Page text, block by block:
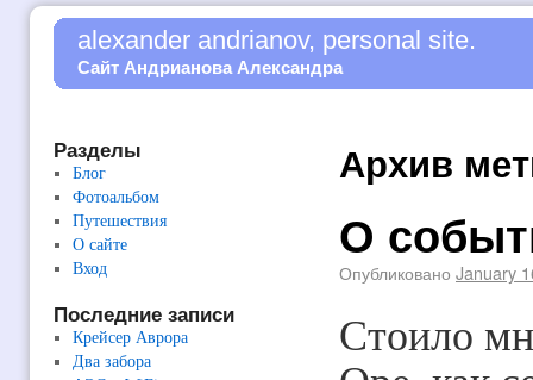
alexander andrianov, personal site.
Сайт Андрианова Александра
Разделы
Блог
Фотоальбом
Путешествия
О сайте
Вход
Последние записи
Крейсер Аврора
Два забора
Архив
О
Опубликовано January
Стоило